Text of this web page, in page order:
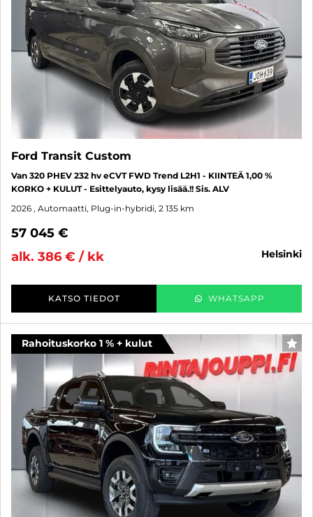
Ford Transit Custom
Van 320 PHEV 232 hv eCVT FWD Trend L2H1 - KIINTEÄ 1,00 %
KORKO + KULUT - Esittelyauto, kysy lisää.!! Sis. ALV
2026 , Automaatti, Plug-in-hybridi, 2 135 km
57 045 €
alk. 386 € / kk
helsinki
KATSO TIEDOT WHATSAPP
Rahoituskorko 1 % + kulut